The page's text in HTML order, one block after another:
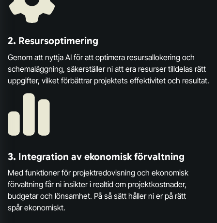
2. Resursoptimering
Genom att nyttja AI för att optimera resursallokering och
schemaläggning, säkerställer ni att era resurser tilldelas rätt
uppgifter, vilket förbättrar projektets effektivitet och resultat.
3. Integration av ekonomisk förvaltning
Med funktioner för projektredovisning och ekonomisk
förvaltning får ni insikter i realtid om projektkostnader,
budgetar och lönsamhet. På så sätt håller ni er på rätt
spår ekonomiskt.